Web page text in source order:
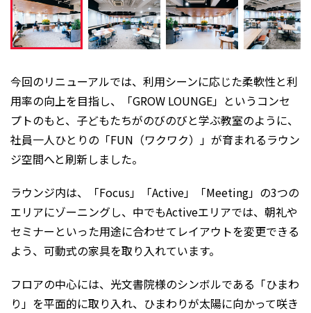
今回のリニューアルでは、利用シーンに応じた柔軟性と利
用率の向上を目指し、「GROW LOUNGE」というコンセ
プトのもと、子どもたちがのびのびと学ぶ教室のように、
社員一人ひとりの「FUN（ワクワク）」が育まれるラウン
ジ空間へと刷新しました。
ラウンジ内は、「Focus」「Active」「Meeting」の3つの
エリアにゾーニングし、中でもActiveエリアでは、朝礼や
セミナーといった用途に合わせてレイアウトを変更できる
よう、可動式の家具を取り入れています。
フロアの中心には、光文書院様のシンボルである「ひまわ
り」を平面的に取り入れ、ひまわりが太陽に向かって咲き